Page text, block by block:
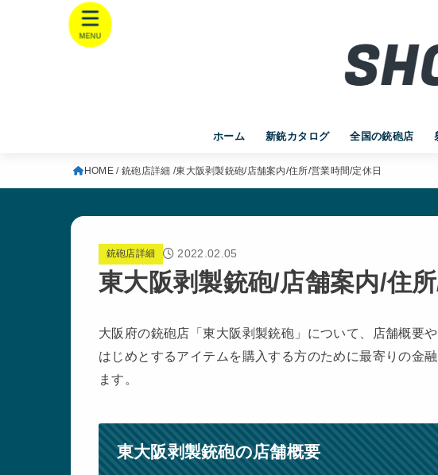
ホーム 新銃カタログ 全国の銃砲店
MENU
HOME 銃砲店詳細 東大阪剥製銃砲/店舗案内/住所/営業時間/定休日
銃砲店詳細 2022.02.05
東大阪剥製銃砲/店舗案内/住
大阪府の銃砲店「東大阪剥製銃砲」について、店舗概要
はじめとするアイテムを購入する方のために最寄りの金
ます。
東大阪剥製銃砲の店舗概要